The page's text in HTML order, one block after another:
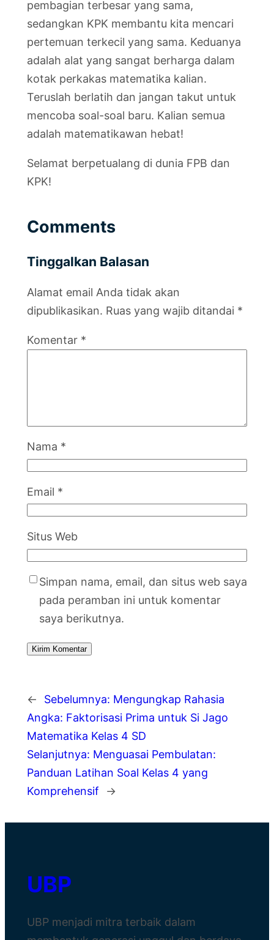
pembagian terbesar yang sama,
sedangkan KPK membantu kita mencari
pertemuan terkecil yang sama. Keduanya
adalah alat yang sangat berharga dalam
kotak perkakas matematika kalian.
Teruslah berlatih dan jangan takut untuk
mencoba soal-soal baru. Kalian semua
adalah matematikawan hebat!
Selamat berpetualang di dunia FPB dan
KPK!
Comments
Tinggalkan Balasan
Alamat email Anda tidak akan
dipublikasikan. Ruas yang wajib ditandai *
Komentar *
Nama *
Email *
Situs Web
Simpan nama, email, dan situs web saya
pada peramban ini untuk komentar
saya berikutnya.
← Sebelumnya: Mengungkap Rahasia
Angka: Faktorisasi Prima untuk Si Jago
Matematika Kelas 4 SD
Selanjutnya: Menguasai Pembulatan:
Panduan Latihan Soal Kelas 4 yang
Komprehensif
→
UBP
UBP menjadi mitra terbaik dalam